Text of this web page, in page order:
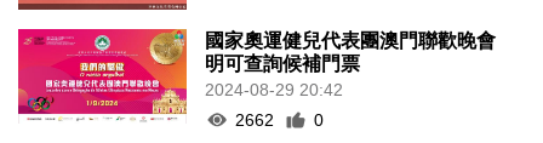
國家奧運健兒代表團澳門聯歡晚會
明可查詢候補門票
2024-08-29 20:42
2662
0